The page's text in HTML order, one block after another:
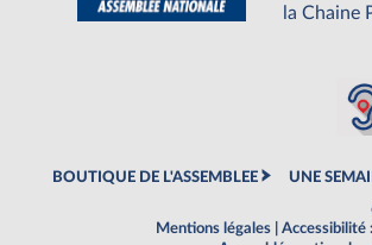
la Chaine
BOUTIQUE DE L'ASSEMBLEE UNE
Mentions légales
Accessibilité